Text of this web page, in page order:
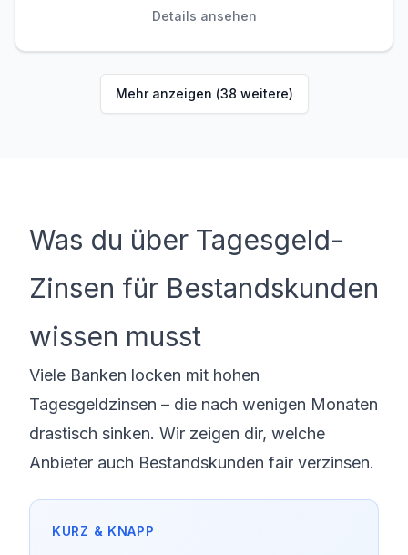
flexibel, täglich
Details ansehen
Mehr anzeigen (38 weitere)
Was du über Tagesgeld-
Zinsen für Bestandskunden
wissen musst
Viele Banken locken mit hohen
Tagesgeldzinsen – die nach wenigen Monaten
drastisch sinken. Wir zeigen dir, welche
Anbieter auch Bestandskunden fair verzinsen.